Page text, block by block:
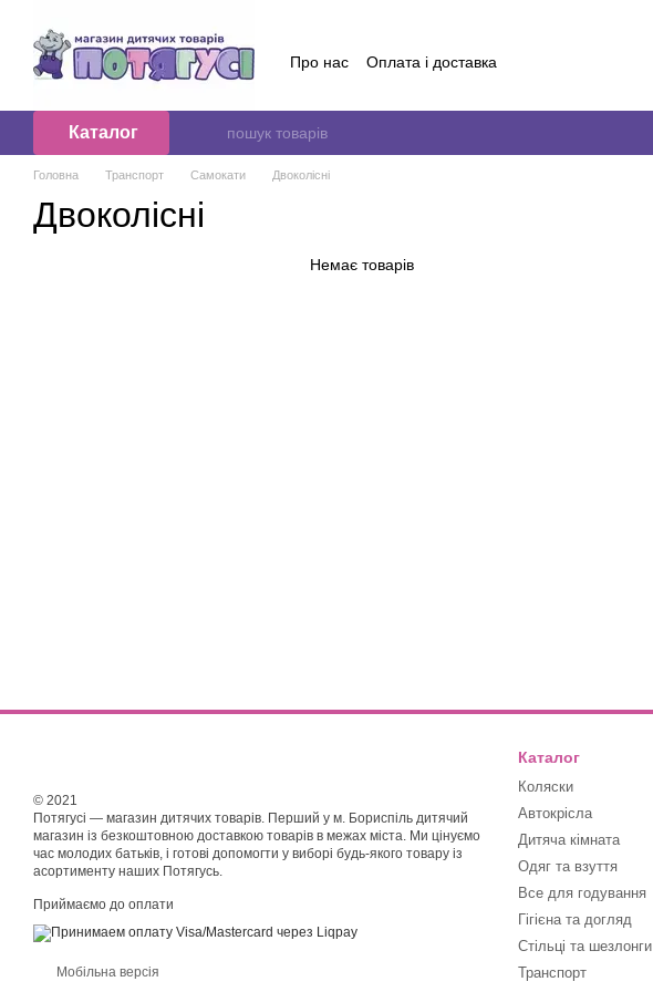
Про нас
Оплата і доставка
Контактна інформація
Блог
Договір публичної оферти
Відгуки про магазин
Каталог
Головна Транспорт Самокати Двоколісні
Двоколісні
Немає товарів
© 2021
Потягусі — магазин дитячих товарів. Перший у м. Бориспіль дитячий
магазин із безкоштовною доставкою товарів в межах міста. Ми цінуємо
час молодих батьків, і готові допомогти у виборі будь-якого товару із
асортименту наших Потягусь.
Приймаємо до оплати
Мобільна версія
Каталог
Коляски
Автокрісла
Дитяча кімната
Одяг та взуття
Все для годування
Гігієна та догляд
Стільці та шезлонги
Транспорт